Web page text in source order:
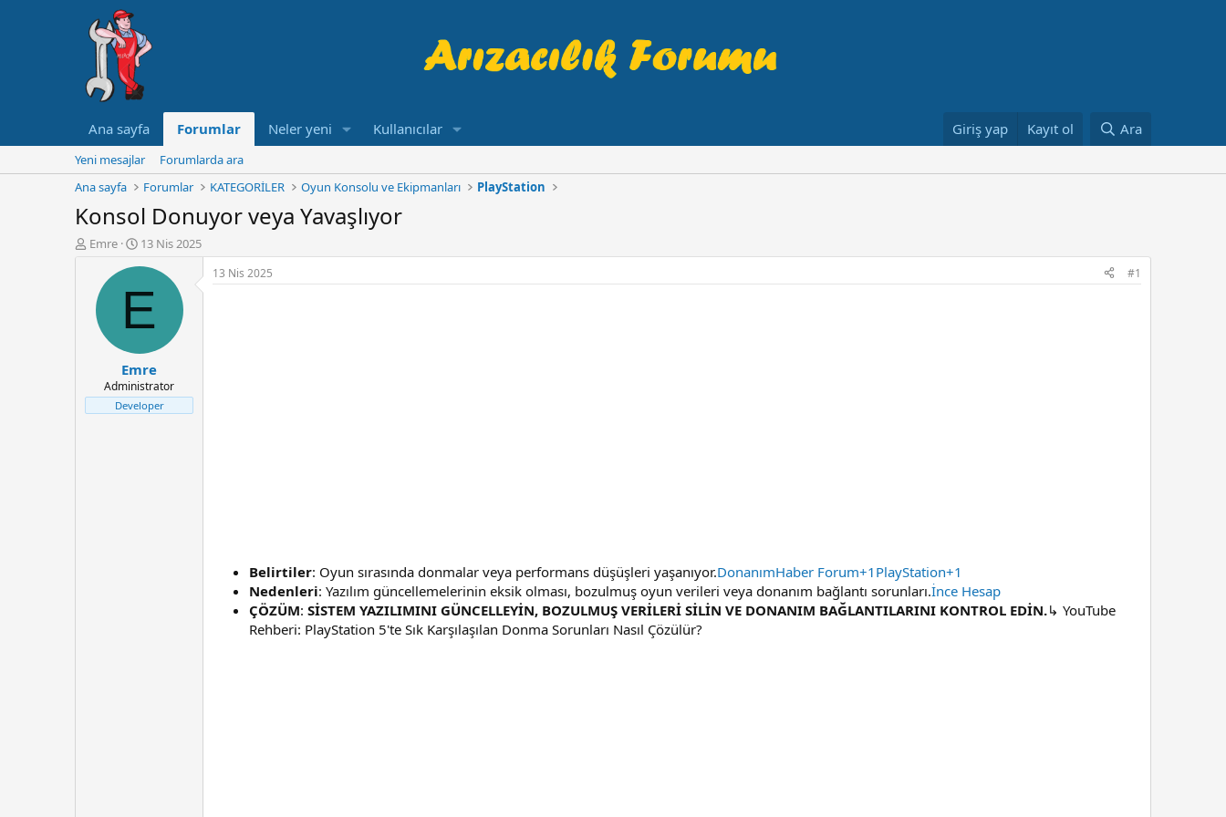
Ana sayfa Forumlar Neler yeni Kullanıcılar Giriş yap Kayıt ol Ara
Yeni mesajlar
Forumlarda ara
Ana sayfa
Forumlar KATEGORİLER Oyun Konsolu ve Ekipmanları PlayStation
Konsol Donuyor veya Yavaşlıyor
K
Emre
B
l
a
n
ı
ç
t
a
13 Nis 2025
E
Emre
Administrator
Developer
13 Nis 2025 #1
Belirtiler: Oyun sırasında donmalar veya performans düşüşleri yaşanıyor.DonanımHaber Forum+1PlayStation+1
Nedenleri: Yazılım güncellemelerinin eksik olması, bozulmuş oyun verileri veya donanım bağlantı sorunları.İnce Hesap
ÇÖZÜM: SİSTEM YAZILIMINI GÜNCELLEYİN, BOZULMUŞ VERİLERİ SİLİN VE DONANIM BAĞLANTILARINI KONTROL EDİN.↳ YouTube
Rehberi: PlayStation 5'te Sık Karşılaşılan Donma Sorunları Nasıl Çözülür?